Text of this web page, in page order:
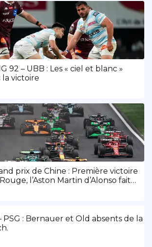
92 – UBB : Les « ciel et blanc »
victoire
prix de Chine : Première victoire
l’Aston Martin d’Alonso fait
PSG : Bernauer et Old absents de la